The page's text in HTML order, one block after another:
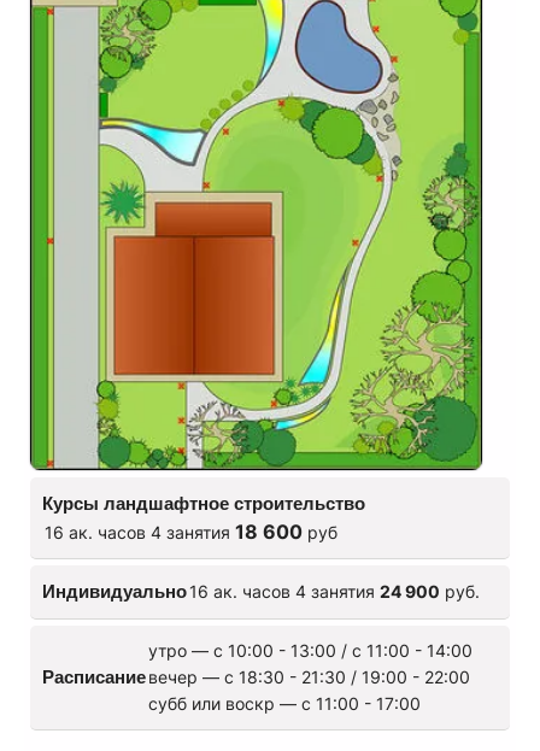
Курсы ландшафтное строительство
16 ак. часов 4 занятия 18 600 руб
Индивидуально16 ак. часов 4 занятия 24 900 руб.
Расписание
утро — с 10:00 - 13:00 / с 11:00 - 14:00
вечер — с 18:30 - 21:30 / 19:00 - 22:00
субб или воскр — с 11:00 - 17:00